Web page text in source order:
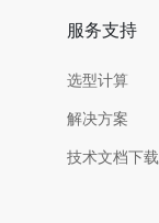
服务支持
选型计算
解决方案
技术文档下载